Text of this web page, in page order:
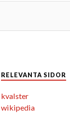
RELEVANTA SIDOR
kvalster
wikipedia